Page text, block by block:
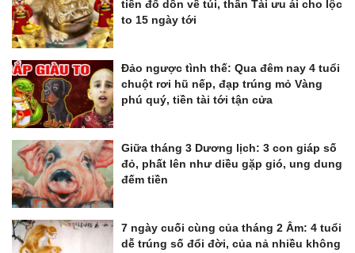
tiền đổ dồn về túi, thần Tài ưu ái cho lộc
to 15 ngày tới
Đảo ngược tình thế: Qua đêm nay 4 tuổi
chuột rơi hũ nếp, đạp trúng mỏ Vàng
phú quý, tiền tài tới tận cửa
Giữa tháng 3 Dương lịch: 3 con giáp số
đỏ, phất lên như diều gặp gió, ung dung
đếm tiền
7 ngày cuối cùng của tháng 2 Âm: 4 tuổi
dễ trúng số đổi đời, của nả nhiều không